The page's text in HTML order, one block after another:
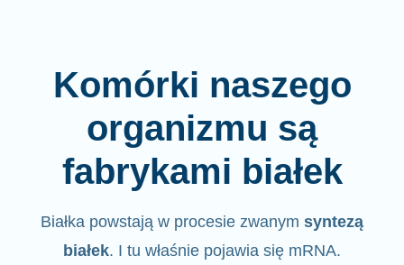
Komórki naszego
organizmu są
fabrykami białek
Białka powstają w procesie zwanym syntezą
białek. I tu właśnie pojawia się mRNA.